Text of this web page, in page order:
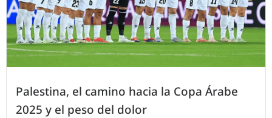
Palestina, el camino hacia la Copa Árabe
2025 y el peso del dolor